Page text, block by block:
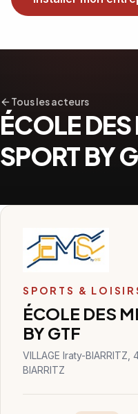
Tous les acteurs
ÉCOLE DES
SPORT BY
SPORTS &
ÉCOLE DES
BY GTF
VILLAGE Iraty-
BIARRITZ